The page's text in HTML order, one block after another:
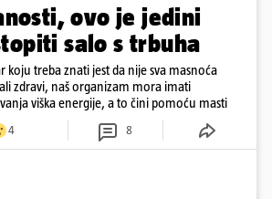
ovo je jedini
salo s trbuha
koju treba znati jest da nije sva masnoća
zdravi, naš organizam mora imati
viška energije, a to čini pomoću masti
4 8